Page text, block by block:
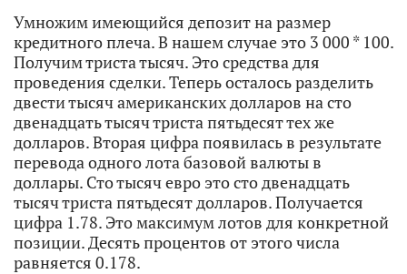
Умножим имеющийся депозит на размер
кредитного плеча. В нашем случае это 3 000 * 100.
Получим триста тысяч. Это средства для
проведения сделки. Теперь осталось разделить
двести тысяч американских долларов на сто
двенадцать тысяч триста пятьдесят тех же
долларов. Вторая цифра появилась в результате
перевода одного лота базовой валюты в
доллары. Сто тысяч евро это сто двенадцать
тысяч триста пятьдесят долларов. Получается
цифра 1.78. Это максимум лотов для конкретной
позиции. Десять процентов от этого числа
равняется 0.178.